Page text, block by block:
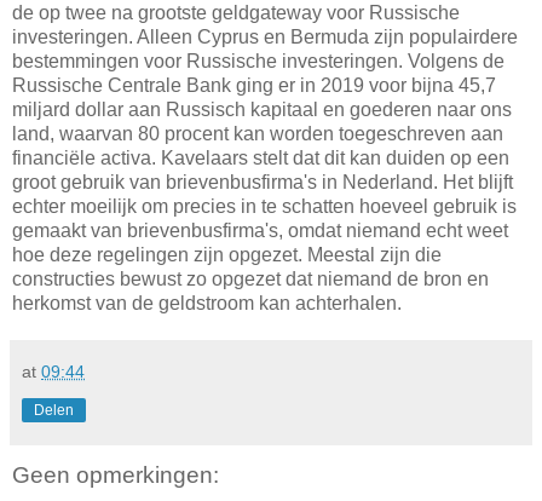
de op twee na grootste geldgateway voor Russische
investeringen. Alleen Cyprus en Bermuda zijn populairdere
bestemmingen voor Russische investeringen. Volgens de
Russische Centrale Bank ging er in 2019 voor bijna 45,7
miljard dollar aan Russisch kapitaal en goederen naar ons
land, waarvan 80 procent kan worden toegeschreven aan
financiële activa. Kavelaars stelt dat dit kan duiden op een
groot gebruik van brievenbusfirma's in Nederland. Het blijft
echter moeilijk om precies in te schatten hoeveel gebruik is
gemaakt van brievenbusfirma's, omdat niemand echt weet
hoe deze regelingen zijn opgezet. Meestal zijn die
constructies bewust zo opgezet dat niemand de bron en
herkomst van de geldstroom kan achterhalen.
at 09:44
Delen
Geen opmerkingen: